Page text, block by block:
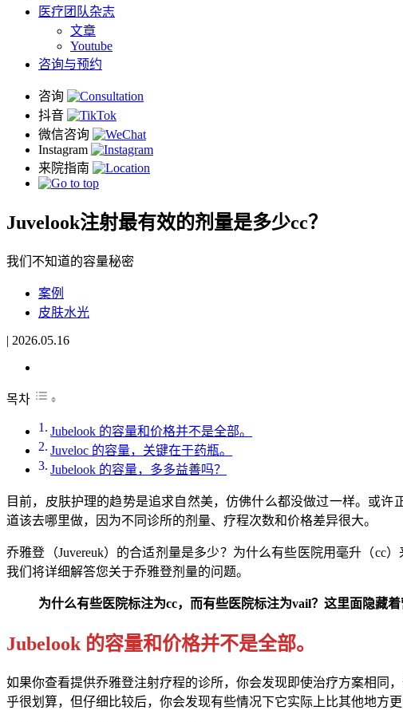
医疗团队杂志
文章
Youtube
咨询与预约
Juvelook注射最有效的剂量是多少cc？
我们不知道的容量秘密
案例
皮肤水光
| 2026.05.16
목차
Jubelook 的容量和价格并不是全部。
Juveloc 的容量，关键在于药瓶。
Jubelook 的容量，多多益善吗？
目前，皮肤护理的趋势是追求自然美，仿佛什么都没做过一样。或许
道该去哪里做，因为不同诊所的剂量、疗程次数和价格差异很大。
乔雅登（Juvereuk）的合适剂量是多少？为什么有些医院用毫升（cc
我们将详细解答您关于乔雅登剂量的问题。
为什么有些医院标注为cc，而有些医院标注为vail？这里面隐藏着
Jubelook 的容量和价格并不是全部。
如果你查看提供乔雅登注射疗程的诊所，你会发现即使治疗方案相同
乎很划算，但仔细比较后，你会发现有些情况下它实际上比其他地方